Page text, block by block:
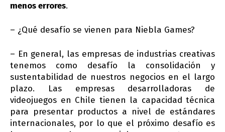
menos errores.
– ¿Qué desafío se vienen para Niebla Games?
– En general, las empresas de industrias creativas
tenemos como desafío la consolidación y
sustentabilidad de nuestros negocios en el largo
plazo. Las empresas desarrolladoras de
videojuegos en Chile tienen la capacidad técnica
para presentar productos a nivel de estándares
internacionales, por lo que el próximo desafío es